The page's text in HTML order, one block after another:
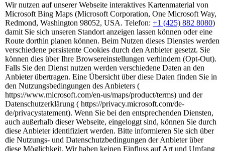
Wir nutzen auf unserer Webseite interaktives Kartenmaterial von
Microsoft Bing Maps (Microsoft Corporation, One Microsoft Way,
Redmond, Washington 98052, USA. Telefon: +1 (425) 882 8080)
damit Sie sich unseren Standort anzeigen lassen können oder eine
Route dorthin planen können. Beim Nutzen dieses Dienstes werden
verschiedene persistente Cookies durch den Anbieter gesetzt. Sie
können dies über Ihre Browsereinstellungen verhindern (Opt-Out).
Falls Sie den Dienst nutzen werden verschiedene Daten an den
Anbieter übertragen. Eine Übersicht über diese Daten finden Sie in
den Nutzungsbedingungen des Anbieters (
https://www.microsoft.com/en-us/maps/product/terms) und der
Datenschutzerklärung ( https://privacy.microsoft.com/de-
de/privacystatement). Wenn Sie bei den entsprechenden Diensten,
auch außerhalb dieser Webseite, eingeloggt sind, können Sie durch
diese Anbieter identifiziert werden. Bitte informieren Sie sich über
die Nutzungs- und Datenschutzbedingungen der Anbieter über
diese Möglichkeit. Wir haben keinen Einfluss auf Art und Umfang